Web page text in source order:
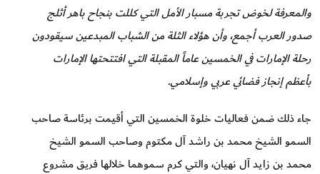
والمعرفة لخوض تجربة مسبار الأمل التي كللت بنجاح باهر أثلج
صدور العرب أجمع، وأن هؤلاء الثلة من الشباب المبدعين سيقودون
رحلة الإمارات في الخمسين عاماً المقبلة التي افتتحتها الإمارات
بأعظم إنجاز فضائي عربي وإسلامي.
جاء ذلك ضمن فعاليات خلوة الخمسين التي أقيمت برئاسة صاحب
السمو الشيخ محمد بن راشد آل مكتوم وصاحب السمو الشيخ
محمد بن زايد آل نهيان، والتي كرم سموهما خلالها فريق مشروع